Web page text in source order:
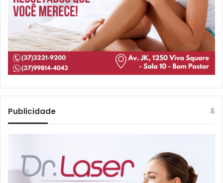
Publicidade